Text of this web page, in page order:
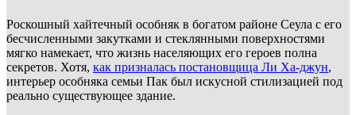
Роскошный хайтечный особняк в богатом районе Сеула с его
бесчисленными закутками и стеклянными поверхностями
мягко намекает, что жизнь населяющих его героев полна
секретов. Хотя, как призналась постановщица Ли Ха-джун,
интерьер особняка семьи Пак был искусной стилизацией под
реально существующее здание.